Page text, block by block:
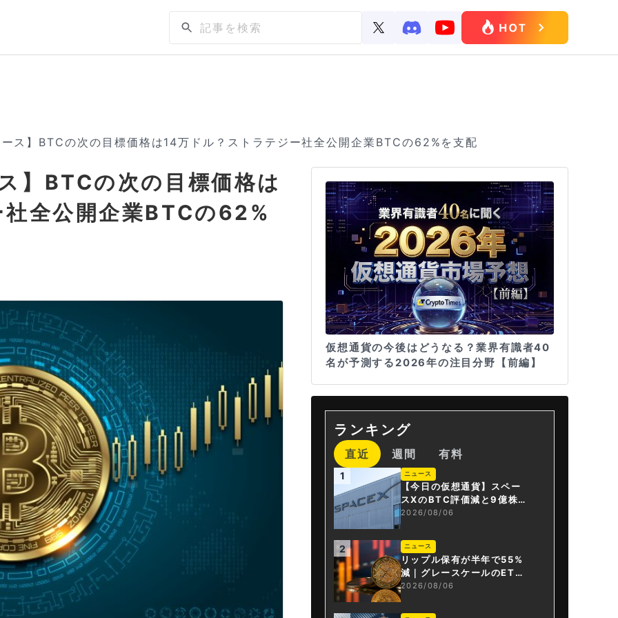
ス】BTCの次の目標価格は14万ドル？ストラテジー社全公開企業BTCの62%を支配
】BTCの次の目標価格は
全公開企業BTCの62%
仮想通貨の今後はどうなる？業界有識者40
名が予測する2026年の注目分野【前編】
ランキング
直近 週間 有料
1 ニュース
【今日の仮想通貨】スペー
スXのBTC評価減と9億株の
解禁。208億円相当のBTC
が盗難
2026/08/06
2 ニュース
リップル保有が半年で55%
減｜グレースケールのET
F、純資産1.6億ドル減
2026/08/06